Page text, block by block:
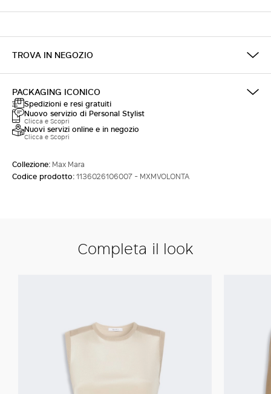
TROVA IN NEGOZIO
PACKAGING ICONICO
Spedizioni e resi gratuiti
Nuovo servizio di Personal Stylist
Clicca e Scopri
Nuovi servizi online e in negozio
Clicca e Scopri
Collezione: Max Mara
Codice prodotto:1136026106007 - MXMVOLONTA
Completa il look